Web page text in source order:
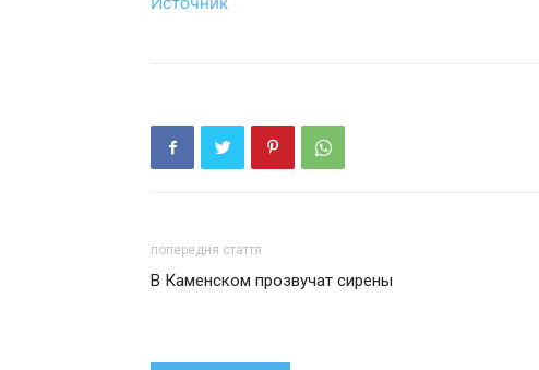
попередня стаття
В Каменском прозвучат сирены